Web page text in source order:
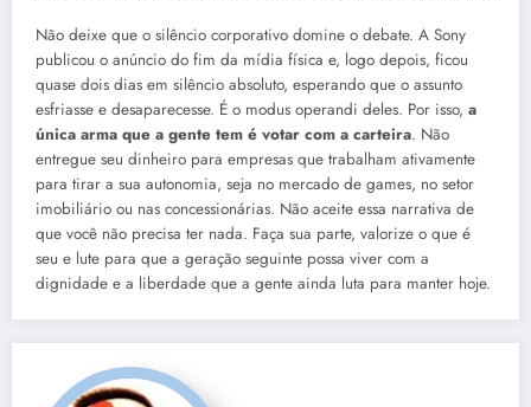
Não deixe que o silêncio corporativo domine o debate. A Sony
publicou o anúncio do fim da mídia física e, logo depois, ficou
quase dois dias em silêncio absoluto, esperando que o assunto
esfriasse e desaparecesse. É o modus operandi deles. Por isso, a
única arma que a gente tem é votar com a carteira. Não
entregue seu dinheiro para empresas que trabalham ativamente
para tirar a sua autonomia, seja no mercado de games, no setor
imobiliário ou nas concessionárias. Não aceite essa narrativa de
que você não precisa ter nada. Faça sua parte, valorize o que é
seu e lute para que a geração seguinte possa viver com a
dignidade e a liberdade que a gente ainda luta para manter hoje.